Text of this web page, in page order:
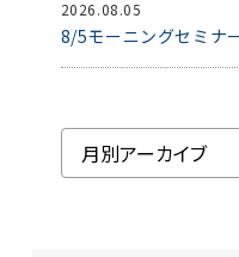
2026.08.05
8/5モーニングセミナ